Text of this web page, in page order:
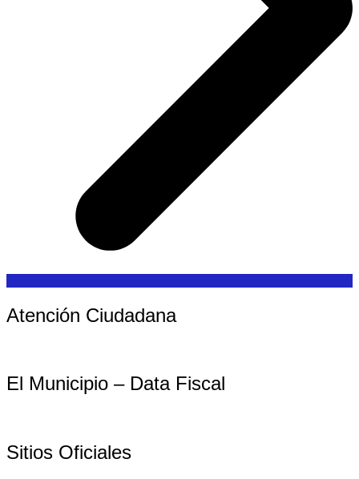
Atención Ciudadana
El Municipio – Data Fiscal
Sitios Oficiales